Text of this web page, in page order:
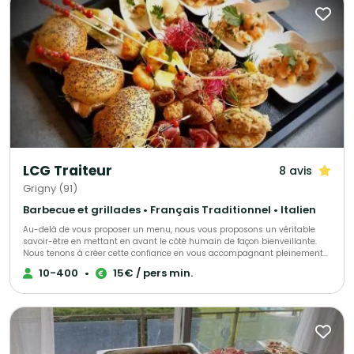
amateurs comme aux experts. - Des services sur mesure dédiés aux
entreprises. Faites appel à Délices du Congo pour un voyage gustatif
inoubliable aux saveurs africaines.
LCG Traiteur 8 avis
Grigny (91)
Barbecue et grillades • Français Traditionnel • Italien
Au-delà de vous proposer un menu, nous vous proposons un véritable
savoir-être en mettant en avant le côté humain de façon bienveillante.
Nous tenons à créer cette confiance en vous accompagnant pleinement
afin que vous puissiez être sereins le jour de réception. Il est
indispensable que vous vous sentiez écoutés et dirigés si nécessaire. Ces
10-400 • 15€ / pers min.